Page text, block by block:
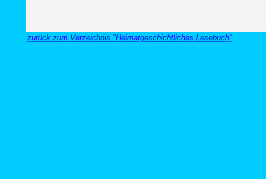
zurück zum Verzeichnis "Heimatgeschichtliches Lesebuch"